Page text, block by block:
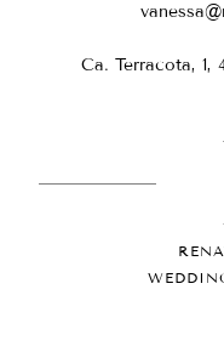
Ca. Terracota, 1,